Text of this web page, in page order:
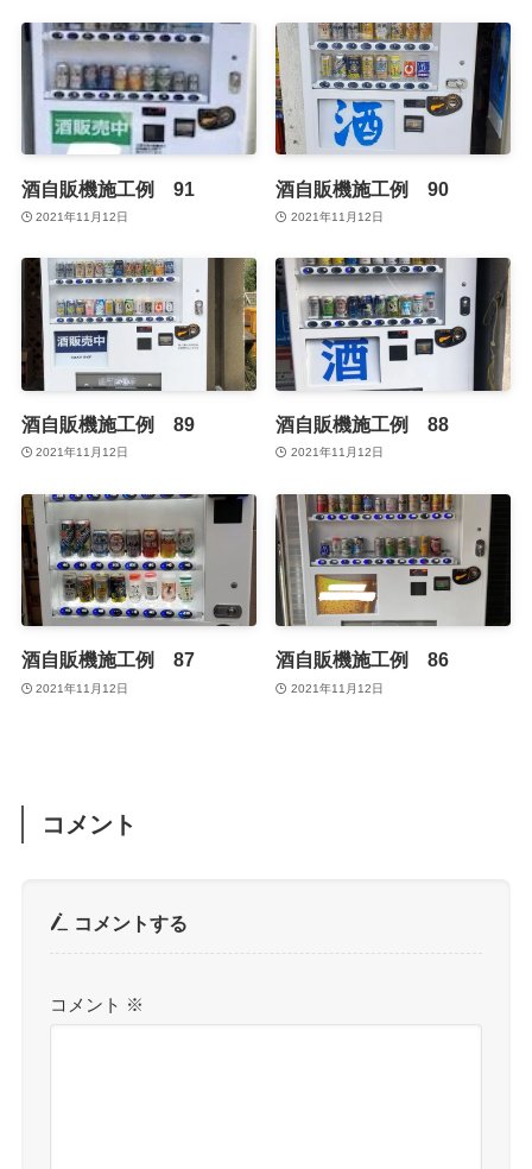
酒自販機施工例 91
2021年11月12日
酒自販機施工例 90
2021年11月12日
酒自販機施工例 89
2021年11月12日
酒自販機施工例 88
2021年11月12日
酒自販機施工例 87
2021年11月12日
酒自販機施工例 86
2021年11月12日
コメント
コメントする
コメント ※